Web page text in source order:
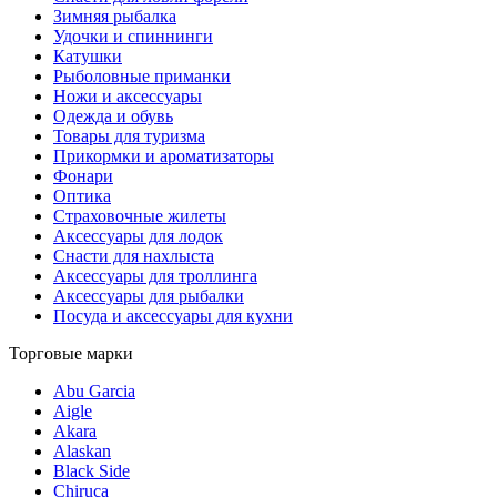
Зимняя рыбалка
Удочки и спиннинги
Катушки
Рыболовные приманки
Ножи и аксессуары
Одежда и обувь
Товары для туризма
Прикормки и ароматизаторы
Фонари
Оптика
Страховочные жилеты
Аксессуары для лодок
Снасти для нахлыста
Аксессуары для троллинга
Аксессуары для рыбалки
Посуда и аксессуары для кухни
Торговые марки
Abu Garcia
Aigle
Akara
Alaskan
Black Side
Chiruca